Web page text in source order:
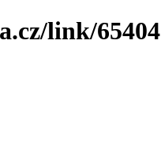
link/65404